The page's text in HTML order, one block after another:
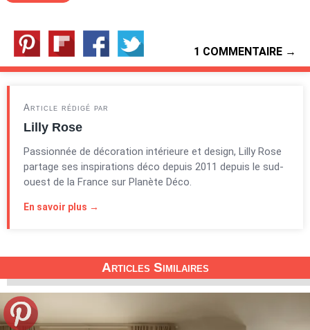
1 COMMENTAIRE →
Article rédigé par
Lilly Rose
Passionnée de décoration intérieure et design, Lilly Rose
partage ses inspirations déco depuis 2011 depuis le sud-
ouest de la France sur Planète Déco.
En savoir plus →
Articles Similaires